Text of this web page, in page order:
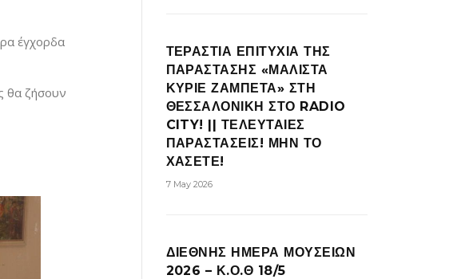
έγχορδα
θα ζήσουν
ΤΕΡΑΣΤΙΑ ΕΠΙΤΥΧΙΑ ΤΗΣ
ΠΑΡΑΣΤΑΣΗΣ «ΜΑΛΙΣΤΑ
ΚΥΡΙΕ ΖΑΜΠΕΤΑ» ΣΤΗ
ΘΕΣΣΑΛΟΝΙΚΗ ΣΤΟ RADIO
CITY! || ΤΕΛΕΥΤΑΙΕΣ
ΠΑΡΑΣΤΑΣΕΙΣ! ΜΗΝ ΤΟ
ΧΑΣΕΤΕ!
7 May 2026
ΔΙΕΘΝΗΣ ΗΜΕΡΑ ΜΟΥΣΕΙΩΝ
2026 – Κ.Ο.Θ 18/5